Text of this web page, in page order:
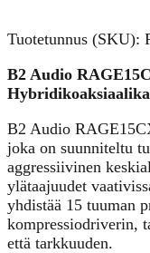
RMS
Koaksiaalikaiutinpari
määrä
Tuotetunnus (SKU):
B2 Audio
B2 Audio
joka on suunniteltu
aggressiivinen
ylätaajuudet
yhdistää 15 tuuman
kompressiodriverin,
että tarkkuuden.